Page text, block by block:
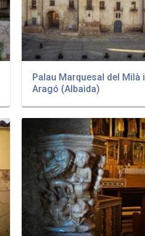
Palau Marquesal del Milà i
Aragó (Albaida)